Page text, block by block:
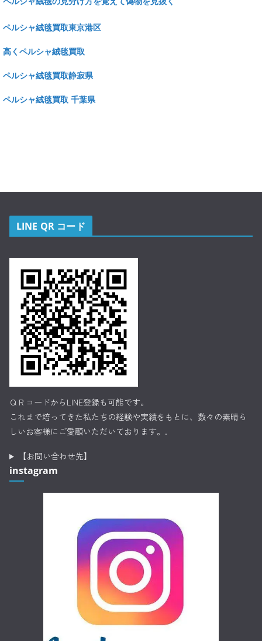
ペルシャ絨毯買取東京港区
高くペルシャ絨毯買取
ペルシャ絨毯買取静寂県
ペルシャ絨毯買取 千葉県
LINE QR コード
ＱＲコードからLINE登録も可能です。
これまで培ってきた私たちの経験や実績をもとに、数々の素晴ら
しいお客様にご愛顧いただいております。.
【お問い合わせ先】
instagram